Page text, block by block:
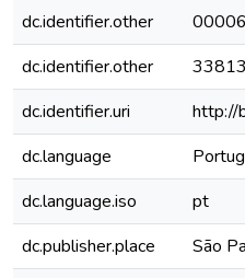
dc.identifier.other
dc.identifier.other
dc.identifier.uri
http://
dc.language
dc.language.iso
pt
dc.publisher.place
São